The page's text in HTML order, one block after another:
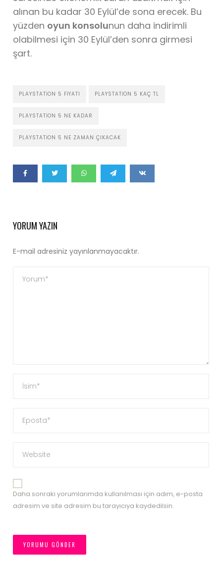
alınan bu kadar 30 Eylül’de sona erecek. Bu
yüzden oyun konsolunun daha indirimli
olabilmesi için 30 Eylül’den sonra girmesi
şart.
PLAYSTATION 5 FIYATI PLAYSTATION 5 KAÇ TL
PLAYSTATION 5 NE KADAR
PLAYSTATION 5 NE ZAMAN ÇIKACAK
YORUM YAZIN
E-mail adresiniz yayınlanmayacaktır.
Daha sonraki yorumlarımda kullanılması için adım, e-posta
adresim ve site adresim bu tarayıcıya kaydedilsin.